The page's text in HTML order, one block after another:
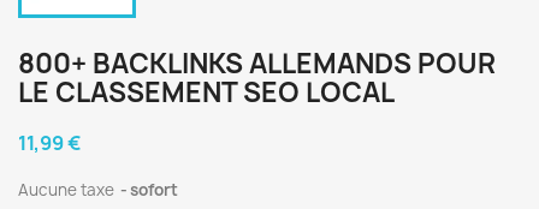
800+ BACKLINKS ALLEMANDS POUR
LE CLASSEMENT SEO LOCAL
11,99 €
Aucune taxe sofort